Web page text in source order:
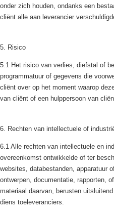
onder zich houden, ondanks een
cliënt alle aan leverancier
5. Risico
5.1 Het risico van verlies, diefstal of
programmatuur of gegevens die
cliënt over op het moment waarop
van cliënt of een hulppersoon van
6. Rechten van intellectuele of
6.1 Alle rechten van intellectuele en
overeenkomst ontwikkelde of ter
websites, databestanden, apparatuur
ontwerpen, documentatie, rapporten,
materiaal daarvan, berusten
diens toeleveranciers.